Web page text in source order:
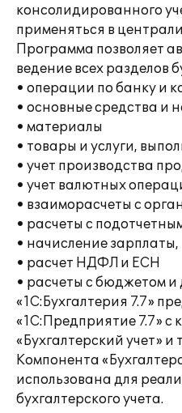
консолидированного
применяться в
Программа позволяет
ведение всех разделов
• операции по банку и
• основные средства и
• материалы
• товары и услуги,
• учет производства
• учет валютных
• взаиморасчеты с
• расчеты с
• начисление зарплаты,
• расчет НДФЛ и ЕСН
• расчеты с бюджетом и
«1С:Бухгалтерия 7.7»
«1С:Предприятие 7.7» с
«Бухгалтерский учет»
Компонента
использована для
бухгалтерского учета.